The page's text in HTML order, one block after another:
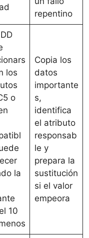
repentino
los
o
la
10
Copia los
datos
importante
s,
identifica
el atributo
responsab
le y
prepara la
sustitución
si el valor
empeora